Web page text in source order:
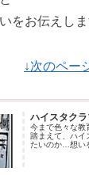
をお伝えしま
↓次のペー
ハイスタク
今まで色々な教
踏まえて、ハイ
たいのか…想い